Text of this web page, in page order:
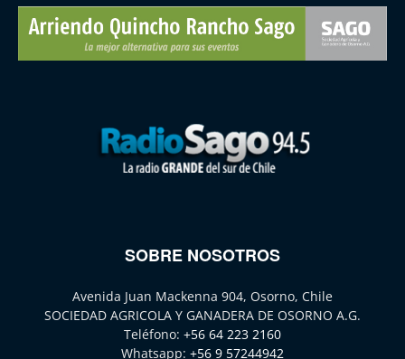
SOBRE NOSOTROS
Avenida Juan Mackenna 904, Osorno, Chile
SOCIEDAD AGRICOLA Y GANADERA DE OSORNO A.G.
Teléfono: +56 64 223 2160
Whatsapp: +56 9 57244942